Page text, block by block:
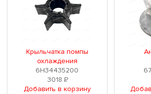
Крыльчатка помпы
охлаждения
6H34435200
3018 Р
Добавить в корзину